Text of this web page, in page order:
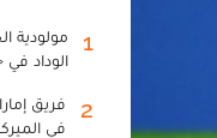
1
مولودية
الوداد في
2
فريق
في